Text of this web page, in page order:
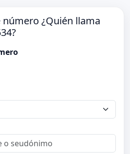
número ¿Quién llama